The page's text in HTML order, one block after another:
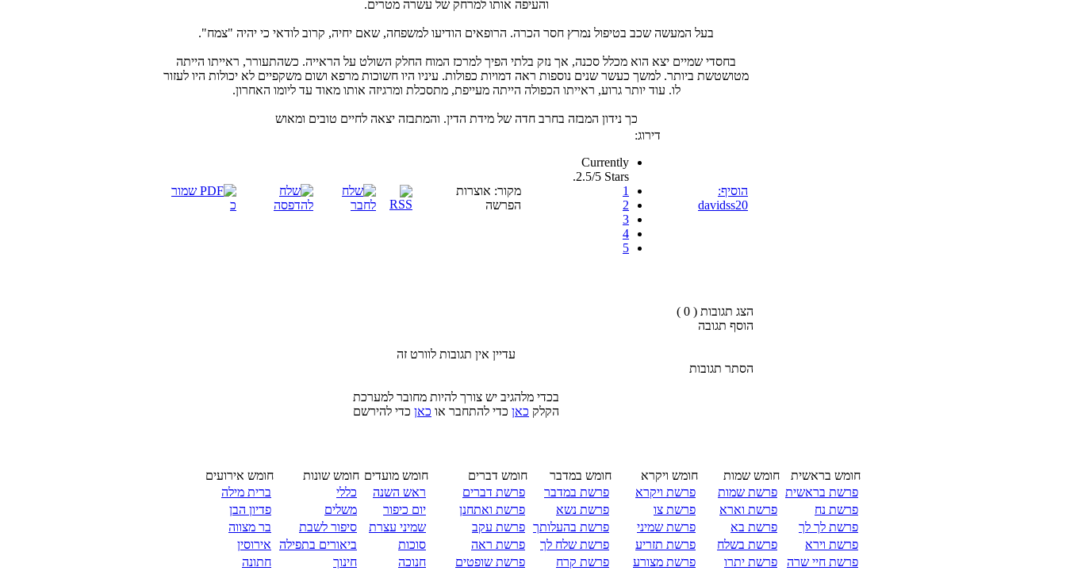
והעיפה אותו למרחק של עשרה מטרים.
בעל המעשה שכב בטיפול נמרץ חסר הכרה. הרופאים הודיעו למשפחה, שאם יחיה, קרוב לודאי כי יהיה "צמח".
בחסדי שמיים יצא הוא מכלל סכנה, אך נזק בלתי הפיך למרכז המוח החלק השולט על הראייה. כשהתעורר, ראייתו הייתה
מטושטשת ביותר. למשך כעשר שנים נוספות ראה דמויות כפולות. עיניו היו חשוכות מרפא ושום משקפיים לא יכולות היו לעזור
לו. עוד יותר גרוע, ראייתו הכפולה הייתה מעייפת, מתסכלת ומרגיזה אותו מאוד עד ליומו האחרון.
כך נידון המבזה בחרב חדה של מידת הדין. והמתבזה יצאה לחיים טובים ומאוש
הוסיף:
davidss20
דירוג:
Currently
2.5/5 Stars.
1
2
3
4
5
מקור: אוצרות
הפרשה
הצג תגובות ( 0 )
הוסף תגובה
עדיין אין תגובות לוורט זה
הסתר תגובות
בכדי מלהגיב יש צורך להיות מחובר למערכת
הקלק כאן כדי להתחבר או כאן כדי להירשם
חומש בראשית
פרשת בראשית
פרשת נח
פרשת לך לך
פרשת וירא
פרשת חיי שרה
חומש שמות
פרשת שמות
פרשת וארא
פרשת בא
פרשת בשלח
פרשת יתרו
חומש ויקרא
פרשת ויקרא
פרשת צו
פרשת שמיני
פרשת תזריע
פרשת מצורע
חומש במדבר
פרשת במדבר
פרשת נשא
פרשת בהעלותך
פרשת שלח לך
פרשת קרח
חומש דברים
פרשת דברים
פרשת ואתחנן
פרשת עקב
פרשת ראה
פרשת שופטים
חומש מועדים
ראש השנה
יום כיפור
שמיני עצרת
סוכות
חנוכה
חומש שונות
כללי
משלים
סיפור לשבת
ביאורים בתפילה
חינוך
חומש אירועים
ברית מילה
פדיון הבן
בר מצווה
אירוסין
חתונה